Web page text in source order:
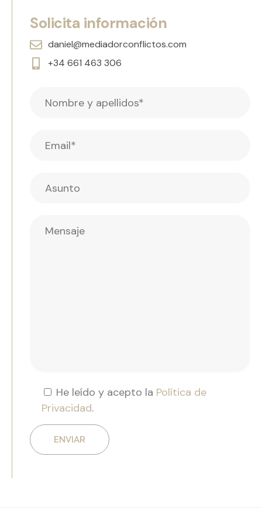
Solicita información
daniel@mediadorconflictos.com
+34 661 463 306
He leído y acepto la Política de
Privacidad.